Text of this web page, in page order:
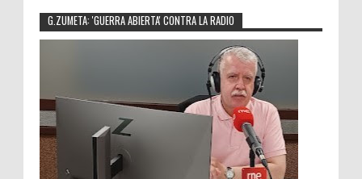
G.ZUMETA: 'GUERRA ABIERTA' CONTRA LA RADIO